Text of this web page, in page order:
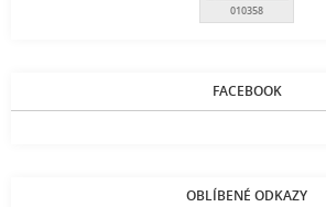
010358
FACEBOOK
OBLÍBENÉ ODKAZY